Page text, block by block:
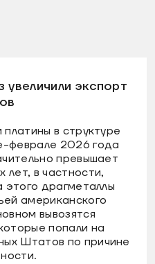
экспорт
в структуре
феврале 2026 года
превышает
лет, в частности,
этого драгметаллы
американского
вывозятся
попали на
Штатов по причине